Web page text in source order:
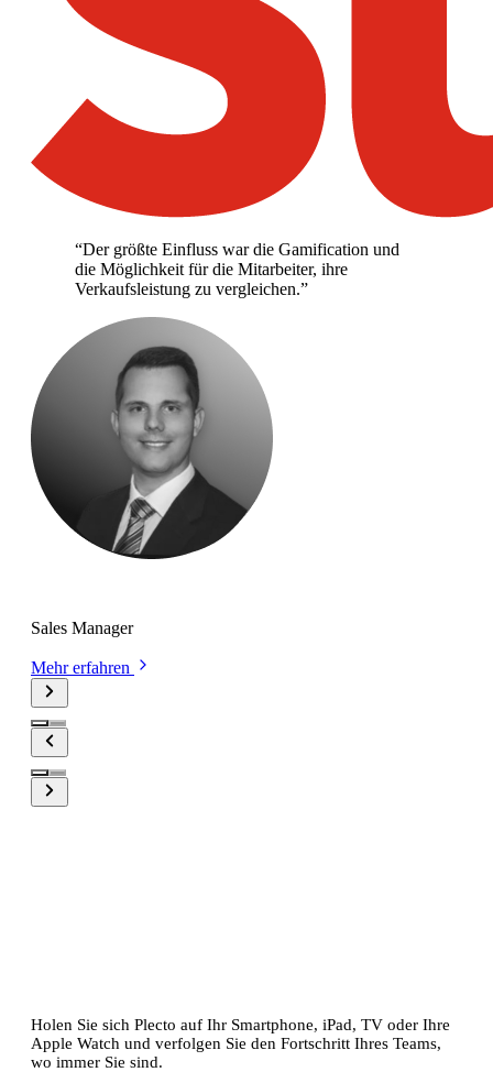
“Der größte Einfluss war die Gamification und
die Möglichkeit für die Mitarbeiter, ihre
Verkaufsleistung zu vergleichen.”
Sales Manager
Mehr erfahren
Holen Sie sich Plecto auf Ihr Smartphone, iPad, TV oder Ihre
Apple Watch und verfolgen Sie den Fortschritt Ihres Teams,
wo immer Sie sind.